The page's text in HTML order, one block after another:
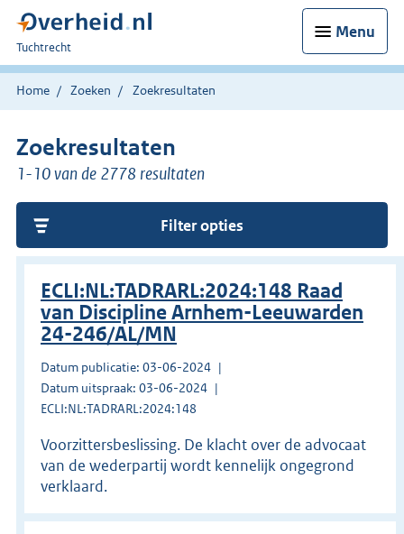
Menu
U
bent
hier:
Tuchtrecht
Home Zoeken Zoekresultaten
Zoekresultaten
1-10 van de 2778 resultaten
Filter opties
ECLI:NL:TADRARL:2024:148 Raad
van Discipline Arnhem-Leeuwarden
24-246/AL/MN
Datum publicatie: 03-06-2024
Datum uitspraak: 03-06-2024
ECLI:NL:TADRARL:2024:148
Voorzittersbeslissing. De klacht over de advocaat
van de wederpartij wordt kennelijk ongegrond
verklaard.